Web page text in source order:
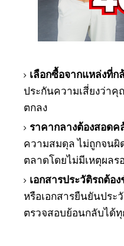
เลือกซื้อจากแหล่งที่
ประกันความเสี่ยงว่า
ตกลง
ราคากลางต้องสอดค
ความสมดุล ไม่ถูกจนผิ
ตลาดโดยไม่มีเหตุผลร
เอกสารประวัติรถต้อ
หรือเอกสารยืนยันประ
ตรวจสอบย้อนกลับได้